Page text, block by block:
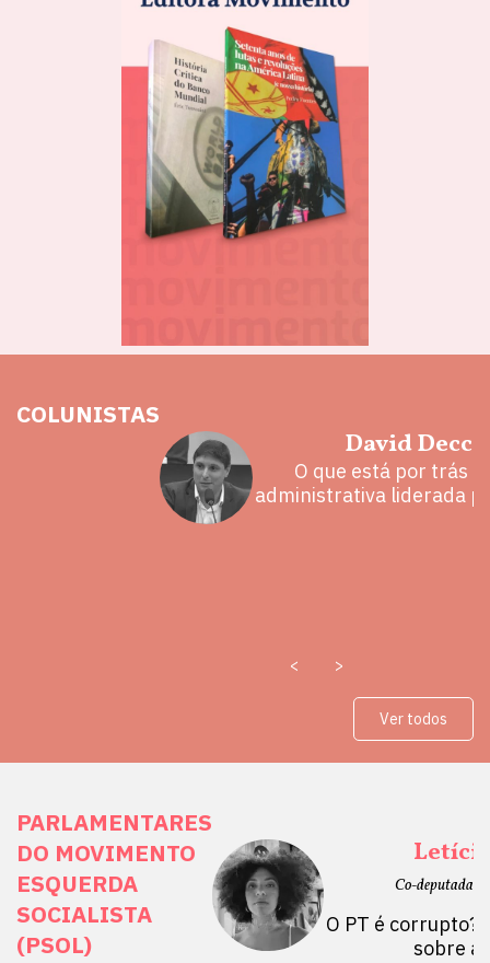
COLUNISTAS
David
O que está por trás
administrativa liderada
< >
Ver todos
PARLAMENTARES
DO MOVIMENTO
ESQUERDA
SOCIALISTA
(PSOL)
Direitos
do Sul, SP)
Mulheres por +
Público abre
Co-deputada
O PT é corrupto?
sobre a